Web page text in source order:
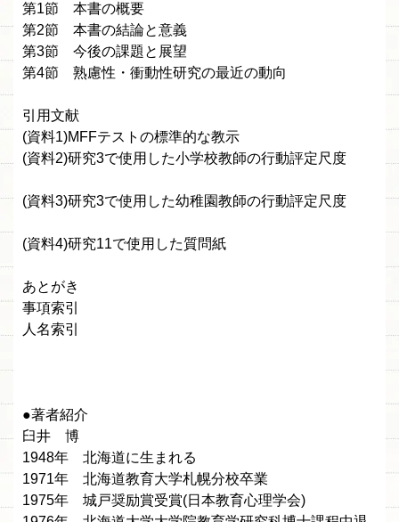
第1節 本書の概要
第2節 本書の結論と意義
第3節 今後の課題と展望
第4節 熟慮性・衝動性研究の最近の動向
引用文献
(資料1)MFFテストの標準的な教示
(資料2)研究3で使用した小学校教師の行動評定尺度
(資料3)研究3で使用した幼稚園教師の行動評定尺度
(資料4)研究11で使用した質問紙
あとがき
事項索引
人名索引
●著者紹介
臼井 博
1948年 北海道に生まれる
1971年 北海道教育大学札幌分校卒業
1975年 城戸奨励賞受賞(日本教育心理学会)